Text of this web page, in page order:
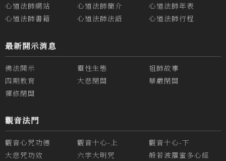
心道法師網站 心道法師簡介
心道法師年表
心道法師書籍
心道法師法語 心道法師行程
最新開示消息
佛法開示 靈性生態
祖師故事
四期教育
大悲閉關
華嚴閉關
禪修閉關
觀音法門
觀音心咒功德 觀音十心-上
觀音十心-下
大悲咒功效
六字大明咒 般若波羅蜜多心經